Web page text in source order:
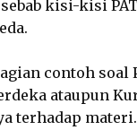
kisi-kisi
contoh soal
ataupun
terhadap